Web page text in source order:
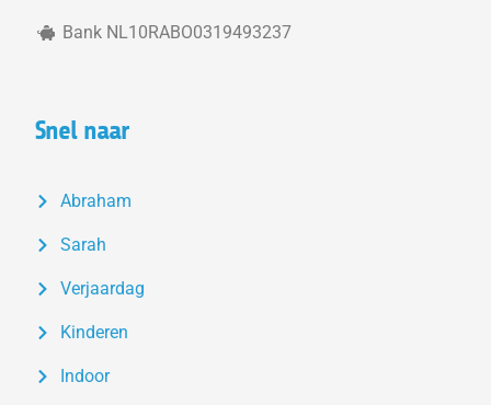
Bank NL10RABO0319493237
Snel naar
Abraham
Sarah
Verjaardag
Kinderen
Indoor